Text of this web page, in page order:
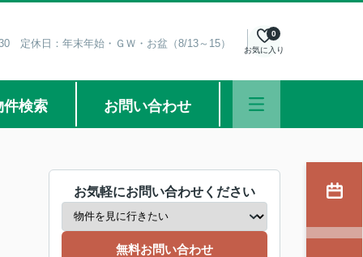
定休日：年末年始・ＧＷ・お盆（8/13～15） お気に入り
0
件検索 お問い合わせ
お気軽にお問い合わせください
無料お問い合わせ